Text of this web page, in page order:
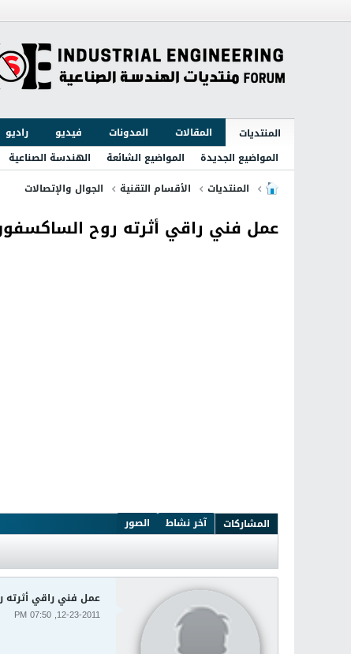
المنتديات المقالات المدونات فيديو راديو
المواضيع الجديدة
المواضيع الشائعة الهندسة الصناعية
المنتديات
الأقسام التقنية الجوال والإتصالات
عمل فني راقي أثرته روح
المشاركات آخر نشاط الصور
عمل فني راقي أثرته
12-23-2011, 07:50 PM